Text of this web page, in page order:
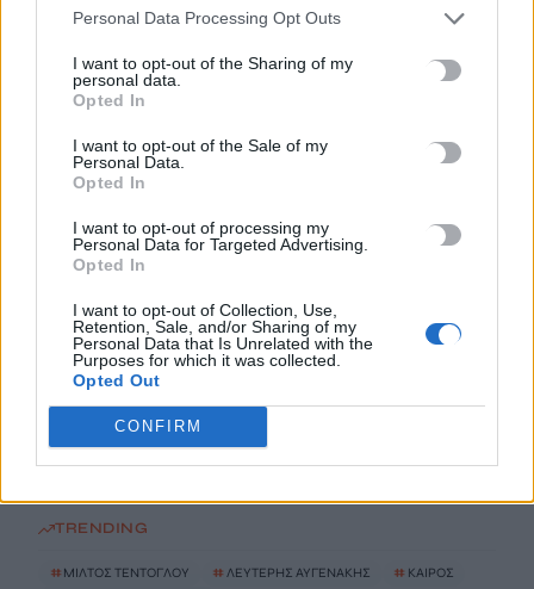
Personal Data Processing Opt Outs
I want to opt-out of the Sharing of my
personal data.
Opted In
I want to opt-out of the Sale of my
Personal Data.
Opted In
I want to opt-out of processing my
Personal Data for Targeted Advertising.
Opted In
I want to opt-out of Collection, Use,
Retention, Sale, and/or Sharing of my
Personal Data that Is Unrelated with the
Purposes for which it was collected.
Opted Out
CONFIRM
Δήμος Μινώα Πεδιάδας: 285 ζώα έλαβαν κτηνιατρική
10 Αυγούστου, 2026
10 Αυγούστου, 2026
Προθεσμία για να δώσουν εξηγήσεις για την προσγείωση στο
Σαρακήνικο πήραν ο χειριστής και ο ιδιοκτήτης του
10 Αυγούστου, 2026
Υπό έλεγχο η πυρκαγιά στον Κουβαρά Αττικής, παραμένουν
καπνογόνα σημεία – Προβληματίζουν οι ισχυροί άνεμοι
10 Αυγούστου, 2026
TRENDING
# ΜΙΛΤΟΣ ΤΕΝΤΟΓΛΟΥ # ΛΕΥΤΕΡΗΣ ΑΥΓΕΝΑΚΗΣ # ΚΑΙΡΟΣ